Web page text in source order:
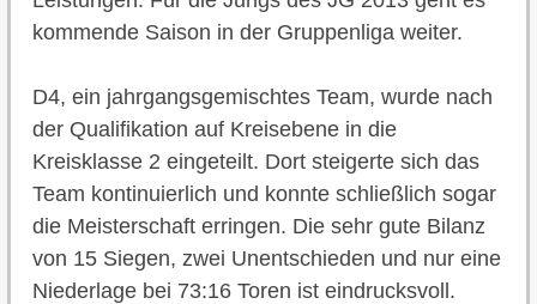
kommende Saison in der Gruppenliga weiter.
D4, ein jahrgangsgemischtes Team, wurde nach
der Qualifikation auf Kreisebene in die
Kreisklasse 2 eingeteilt. Dort steigerte sich das
Team kontinuierlich und konnte schließlich sogar
die Meisterschaft erringen. Die sehr gute Bilanz
von 15 Siegen, zwei Unentschieden und nur eine
Niederlage bei 73:16 Toren ist eindrucksvoll.